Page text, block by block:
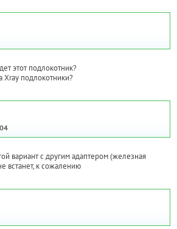
этот подлокотник?
Xray подлокотники?
вариант с другим адаптером (железная
встанет, к сожалению